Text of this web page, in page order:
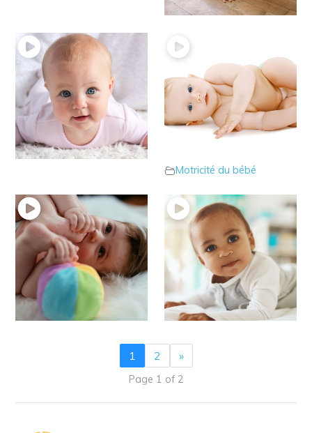
14 – Les 1ers
retournements
Motricité du bébé
13 – L’importance des
positions
Motricité du bébé
12 – Bébé s’attrape les
pieds
Motricité du bébé
11 – Les poursuites
auditives sur le ventre
Motricité du bébé
1 2 »
Page 1 of 2